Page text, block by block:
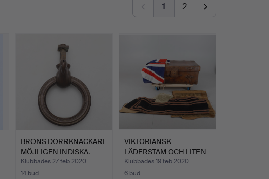
1 2
BRONS DÖRRKNACKARE
MÖJLIGEN INDISKA.
Klubbades 27 feb 2020
14 bud
VIKTORIANSK
LÄDERSTAM OCH LITEN
MÄNGD TYG.
Klubbades 19 feb 2020
6 bud